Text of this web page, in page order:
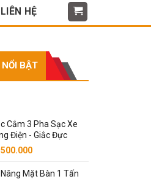
LIÊN HỆ
BẬT
Cắm 3 Pha Sạc Xe
Điện - Giắc Đực
Mặt Bàn 1 Tấn